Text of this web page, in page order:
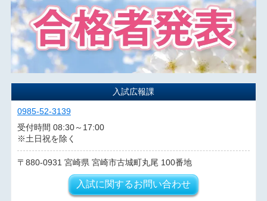
入試広報課
0985-52-3139
受付時間 08:30～17:00
※土日祝を除く
880-0931 宮崎県 宮崎市古城町丸尾 100番地
入試に関するお問い合わせ